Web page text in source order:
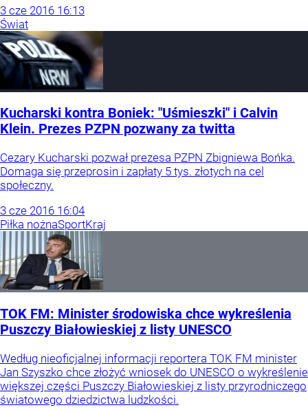
3 cze 2016 16:13
Świat
Kucharski kontra Boniek: "Uśmieszki" i Calvin
Klein. Prezes PZPN pozwany za twitta
Cezary Kucharski pozwał prezesa PZPN Zbigniewa Bońka.
Domaga się przeprosin i zapłaty 5 tys. złotych na cel
społeczny.
3 cze 2016 16:04
Piłka nożnaSportKraj
TOK FM: Minister środowiska chce wykreślenia
Puszczy Białowieskiej z listy UNESCO
Według nieoficjalnej informacji reportera TOK FM minister
Jan Szyszko chce złożyć wniosek do UNESCO o wykreślenie
większej części Puszczy Białowieskiej z listy przyrodniczego
światowego dziedzictwa ludzkości.